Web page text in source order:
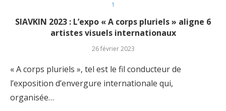
1
SIAVKIN 2023 : L’expo « A corps pluriels » aligne 6
artistes visuels internationaux
26 février 2023
« A corps pluriels », tel est le fil conducteur de
l’exposition d’envergure internationale qui,
organisée…